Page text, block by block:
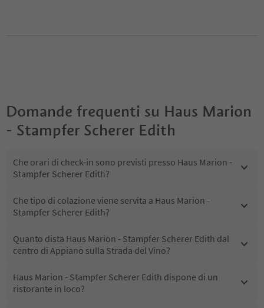
Domande frequenti su Haus Marion
- Stampfer Scherer Edith
Che orari di check-in sono previsti presso Haus Marion -
Stampfer Scherer Edith?
Che tipo di colazione viene servita a Haus Marion -
Stampfer Scherer Edith?
Quanto dista Haus Marion - Stampfer Scherer Edith dal
centro di Appiano sulla Strada del Vino?
Haus Marion - Stampfer Scherer Edith dispone di un
ristorante in loco?